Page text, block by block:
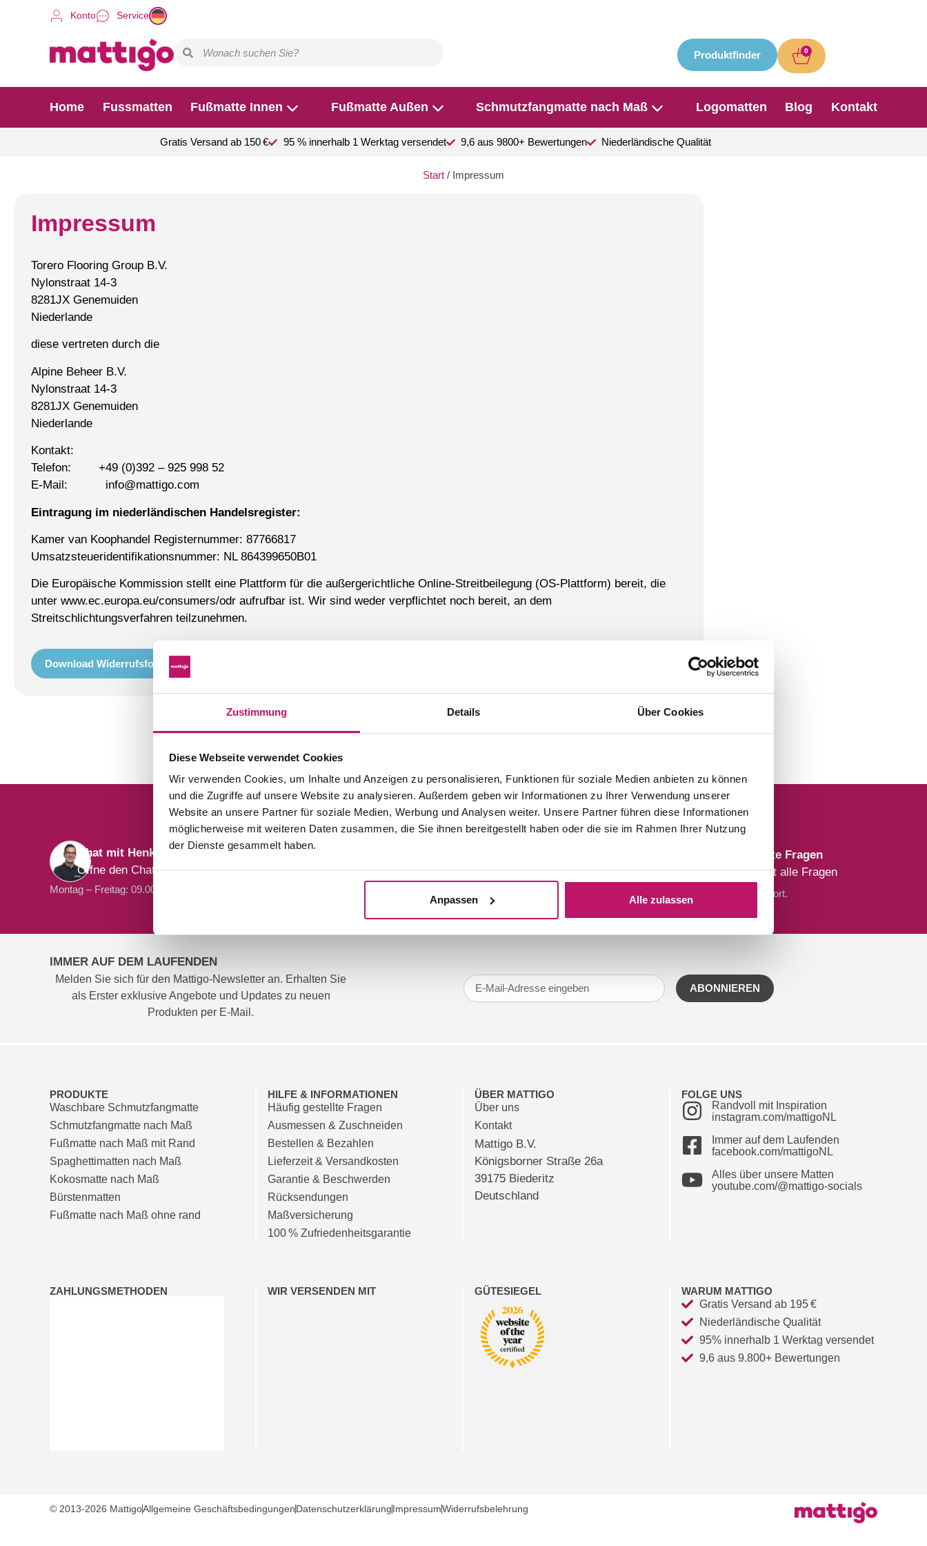
Zustimmung Details Über Cookies
Diese Webseite verwendet Cookies
Wir verwenden Cookies, um Inhalte und Anzeigen zu personalisieren, Funktionen für soziale Medien anbieten zu können
und die Zugriffe auf unsere Website zu analysieren. Außerdem geben wir Informationen zu Ihrer Verwendung unserer
Website an unsere Partner für soziale Medien, Werbung und Analysen weiter. Unsere Partner führen diese Informationen
möglicherweise mit weiteren Daten zusammen, die Sie ihnen bereitgestellt haben oder die sie im Rahmen Ihrer Nutzung
der Dienste gesammelt haben.
Anpassen Alle zulassen
Konto Service
Produktfinder 0
Home Fussmatten Fußmatte Innen Fußmatte Außen Schmutzfangmatte nach Maß Logomatten Blog Kontakt
Gratis Versand ab 150 € 95 % innerhalb 1 Werktag versendet 9,6 aus 9800+ Bewertungen Niederländische Qualität
Start / Impressum
Impressum
Torero Flooring Group B.V.
Nylonstraat 14-3
8281JX Genemuiden
Niederlande
diese vertreten durch die
Alpine Beheer B.V.
Nylonstraat 14-3
8281JX Genemuiden
Niederlande
Kontakt:
Telefon: +49 (0)392 – 925 998 52
E-Mail: info@mattigo.com
Eintragung im niederländischen Handelsregister:
Kamer van Koophandel Registernummer: 87766817
Umsatzsteueridentifikationsnummer: NL 864399650B01
Die Europäische Kommission stellt eine Plattform für die außergerichtliche Online-Streitbeilegung (OS-Plattform) bereit, die
unter www.ec.europa.eu/consumers/odr aufrufbar ist. Wir sind weder verpflichtet noch bereit, an dem
Streitschlichtungsverfahren teilzunehmen.
Download Widerrufsformular
Können wir dir helfen?
Chat mit Henk
Öffne den Chat unten rechts
Montag – Freitag: 09.00 – 17.00.
+49 (0)392 925 998 52
info@mattigo.com
Häufig gestellte Fragen
Antwort auf fast alle Fragen
Sofort verfügbare Antwort.
IMMER AUF DEM LAUFENDEN
Melden Sie sich für den Mattigo-Newsletter an. Erhalten Sie
als Erster exklusive Angebote und Updates zu neuen
Produkten per E-Mail.
ABONNIEREN
PRODUKTE
Waschbare Schmutzfangmatte
Schmutzfangmatte nach Maß
Fußmatte nach Maß mit Rand
Spaghettimatten nach Maß
Kokosmatte nach Maß
Bürstenmatten
Fußmatte nach Maß ohne rand
HILFE & INFORMATIONEN
Häufig gestellte Fragen
Ausmessen & Zuschneiden
Bestellen & Bezahlen
Lieferzeit & Versandkosten
Garantie & Beschwerden
Rücksendungen
Maßversicherung
100 % Zufriedenheitsgarantie
ÜBER MATTIGO
Über uns
Kontakt
Mattigo B.V.
Königsborner Straße 26a
39175 Biederitz
Deutschland
FOLGE UNS
Randvoll mit Inspiration
instagram.com/mattigoNL
Immer auf dem Laufenden
facebook.com/mattigoNL
Alles über unsere Matten
youtube.com/@mattigo-socials
ZAHLUNGSMETHODEN WIR VERSENDEN MIT GÜTESIEGEL
WARUM MATTIGO
Gratis Versand ab 195 €
Niederländische Qualität
95% innerhalb 1 Werktag versendet
9,6 aus 9.800+ Bewertungen
© 2013-2026 MattigoAllgemeine GeschäftsbedingungenDatenschutzerklärungImpressumWiderrufsbelehrung